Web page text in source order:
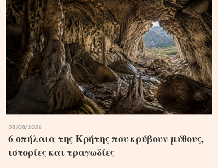
08/08/2026
6 σπήλαια της Κρήτης που κρύβουν μύθους,
ιστορίες και τραγωδίες